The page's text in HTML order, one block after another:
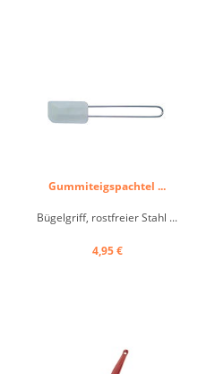
Gummiteigspachtel ...
Bügelgriff, rostfreier Stahl ...
4,95 €